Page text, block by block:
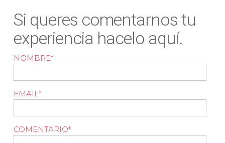
Si queres comentarnos tu
experiencia hacelo aquí.
NOMBRE*
EMAIL*
COMENTARIO*